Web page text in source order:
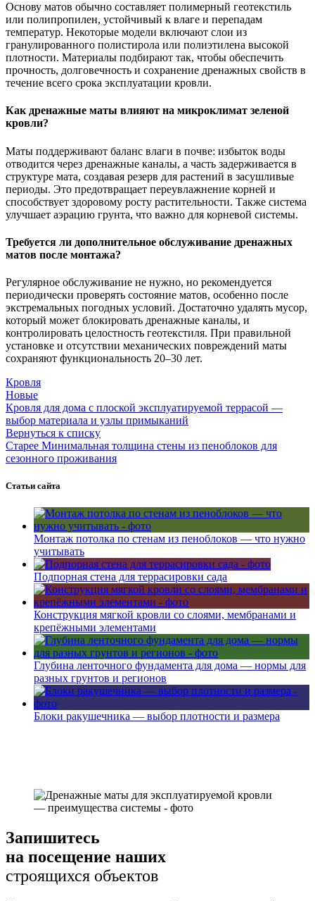
Основу матов обычно составляет полимерный геотекстиль
или полипропилен, устойчивый к влаге и перепадам
температур. Некоторые модели включают слои из
гранулированного полистирола или полиэтилена высокой
плотности. Материалы подбирают так, чтобы обеспечить
прочность, долговечность и сохранение дренажных свойств в
течение всего срока эксплуатации кровли.
Как дренажные маты влияют на микроклимат зеленой
кровли?
Маты поддерживают баланс влаги в почве: избыток воды
отводится через дренажные каналы, а часть задерживается в
структуре мата, создавая резерв для растений в засушливые
периоды. Это предотвращает переувлажнение корней и
способствует здоровому росту растительности. Также система
улучшает аэрацию грунта, что важно для корневой системы.
Требуется ли дополнительное обслуживание дренажных
матов после монтажа?
Регулярное обслуживание не нужно, но рекомендуется
периодически проверять состояние матов, особенно после
экстремальных погодных условий. Достаточно удалять мусор,
который может блокировать дренажные каналы, и
контролировать целостность геотекстиля. При правильной
установке и отсутствии механических повреждений маты
сохраняют функциональность 20–30 лет.
Кровля
Новые
Кровля для дома с плоской эксплуатируемой террасой —
выбор материала и узлы примыканий
Вернуться к списку
Старее Минимальная толщина стены из пеноблоков для
сезонного проживания
Статьи сайта
Монтаж потолка по стенам из пеноблоков — что нужно
учитывать
Подпорная стена для террасировки сада
Конструкция мягкой кровли со слоями, мембранами и
крепёжными элементами
Глубина ленточного фундамента для дома — нормы для
разных грунтов и регионов
Блоки ракушечника — выбор плотности и размера
Запишитесь
на посещение наших
строящихся объектов